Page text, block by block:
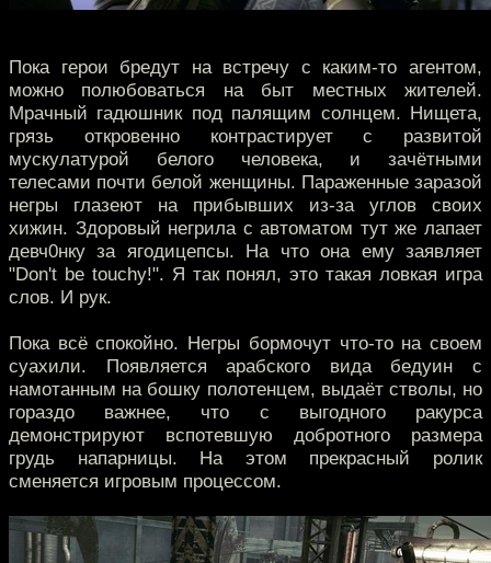
Пока герои бредут на встречу с каким-то агентом,
можно полюбоваться на быт местных жителей.
Мрачный гадюшник под палящим солнцем. Нищета,
грязь откровенно контрастирует с развитой
мускулатурой белого человека, и зачётными
телесами почти белой женщины. Параженные заразой
негры глазеют на прибывших из-за углов своих
хижин. Здоровый негрила с автоматом тут же лапает
девч0нку за ягодицепсы. На что она ему заявляет
"Don't be touchy!". Я так понял, это такая ловкая игра
слов. И рук.
Пока всё спокойно. Негры бормочут что-то на своем
суахили. Появляется арабского вида бедуин с
намотанным на бошку полотенцем, выдаёт стволы, но
гораздо важнее, что с выгодного ракурса
демонстрируют вспотевшую добротного размера
грудь напарницы. На этом прекрасный ролик
сменяется игровым процессом.